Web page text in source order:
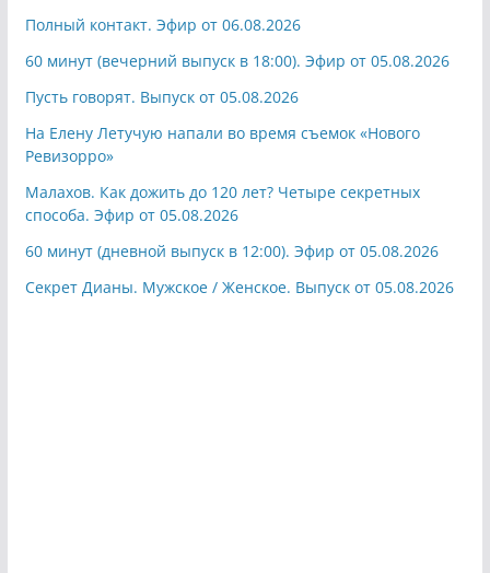
Полный контакт. Эфир от 06.08.2026
60 минут (вечерний выпуск в 18:00). Эфир от 05.08.2026
Пусть говорят. Выпуск от 05.08.2026
На Елену Летучую напали во время съемок «Нового
Ревизорро»
Малахов. Как дожить до 120 лет? Четыре секретных
способа. Эфир от 05.08.2026
60 минут (дневной выпуск в 12:00). Эфир от 05.08.2026
Секрет Дианы. Мужское / Женское. Выпуск от 05.08.2026